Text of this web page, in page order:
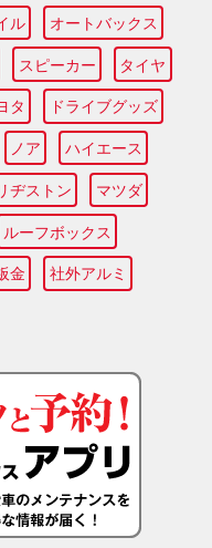
ル オートバックス
スピーカー タイヤ
タ ドライブグッズ
ノア ハイエース
ヂストン マツダ
ルーフボックス
金 社外アルミ